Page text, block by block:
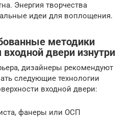
Энергия творчества
идеи для воплощения.
методики
двери изнутри
дизайнеры рекомендуют
следующие технологии
входной двери:
фанеры или ОСП